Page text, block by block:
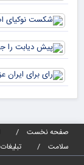
صفحه نخست
سلامت
تبلیغات